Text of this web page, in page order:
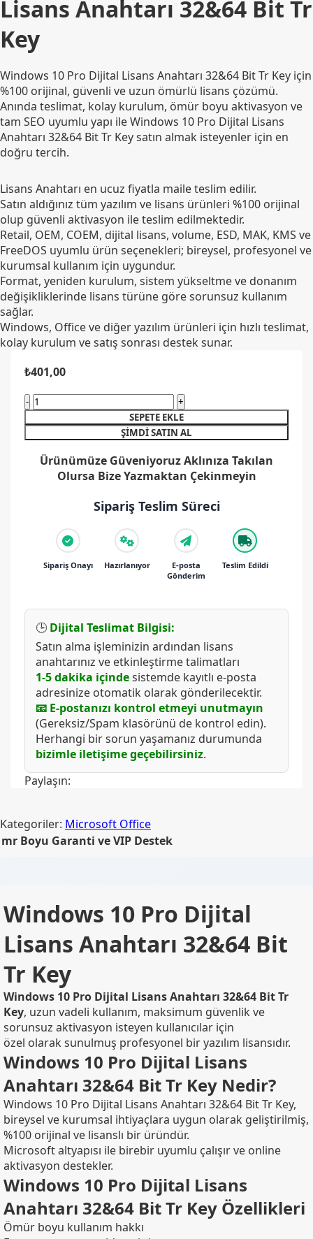
Lisans Anahtarı 32&64 Bit Tr
Key
Windows 10 Pro Dijital Lisans Anahtarı 32&64 Bit Tr Key için
%100 orijinal, güvenli ve uzun ömürlü lisans çözümü.
Anında teslimat, kolay kurulum, ömür boyu aktivasyon ve
tam SEO uyumlu yapı ile Windows 10 Pro Dijital Lisans
Anahtarı 32&64 Bit Tr Key satın almak isteyenler için en
doğru tercih.
Lisans Anahtarı en ucuz fiyatla maile teslim edilir.
Satın aldığınız tüm yazılım ve lisans ürünleri %100 orijinal
olup güvenli aktivasyon ile teslim edilmektedir.
Retail, OEM, COEM, dijital lisans, volume, ESD, MAK, KMS ve
FreeDOS uyumlu ürün seçenekleri; bireysel, profesyonel ve
kurumsal kullanım için uygundur.
Format, yeniden kurulum, sistem yükseltme ve donanım
değişikliklerinde lisans türüne göre sorunsuz kullanım
sağlar.
Windows, Office ve diğer yazılım ürünleri için hızlı teslimat,
kolay kurulum ve satış sonrası destek sunar.
₺401,00
Windows
10
Pro
Lisans
Anahtarı
SEPETE EKLE
ŞIMDI SATIN AL
Ürünümüze Güveniyoruz Aklınıza Takılan
Olursa Bize Yazmaktan Çekinmeyin
Sipariş Teslim Süreci
Sipariş Onayı Hazırlanıyor
E-posta
Gönderim
Teslim Edildi
🕒 Dijital Teslimat Bilgisi:
Satın alma işleminizin ardından lisans
anahtarınız ve etkinleştirme talimatları
1-5 dakika içindesistemde kayıtlı e-posta
adresinize otomatik olarak gönderilecektir.
📧 E-postanızı kontrol etmeyi unutmayın
(Gereksiz/Spam klasörünü de kontrol edin).
Herhangi bir sorun yaşamanız durumunda
bizimle iletişime geçebilirsiniz.
Paylaşın:
Kategoriler: Microsoft Office
mr Boyu Garanti ve VIP Destek
Windows 10 Pro Dijital
Lisans Anahtarı 32&64 Bit
Tr Key
Windows 10 Pro Dijital Lisans Anahtarı 32&64 Bit Tr
Key, uzun vadeli kullanım, maksimum güvenlik ve
sorunsuz aktivasyon isteyen kullanıcılar için
özel olarak sunulmuş profesyonel bir yazılım lisansıdır.
Windows 10 Pro Dijital Lisans
Anahtarı 32&64 Bit Tr Key Nedir?
Windows 10 Pro Dijital Lisans Anahtarı 32&64 Bit Tr Key,
bireysel ve kurumsal ihtiyaçlara uygun olarak geliştirilmiş,
%100 orijinal ve lisanslı bir üründür.
Microsoft altyapısı ile birebir uyumlu çalışır ve online
aktivasyon destekler.
Windows 10 Pro Dijital Lisans
Anahtarı 32&64 Bit Tr Key Özellikleri
Ömür boyu kullanım hakkı